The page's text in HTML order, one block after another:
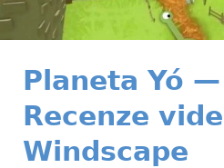
Planeta Yó —
Recenze
Windscape